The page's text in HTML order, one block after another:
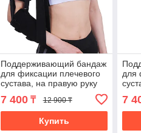
Поддерживающий бандаж
для фиксации плечевого
сустава, на правую руку
(4817-1)
7 400₸ 12 900 ₸
Купить
для
7